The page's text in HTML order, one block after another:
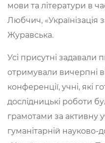
мови та літератури в
Любчич, «Українізація
Журавська.
Усі присутні задавали
отримували вичерпні
конференції, учні, які
дослідницькі роботи
грамотами за активну
гуманітарній науково-